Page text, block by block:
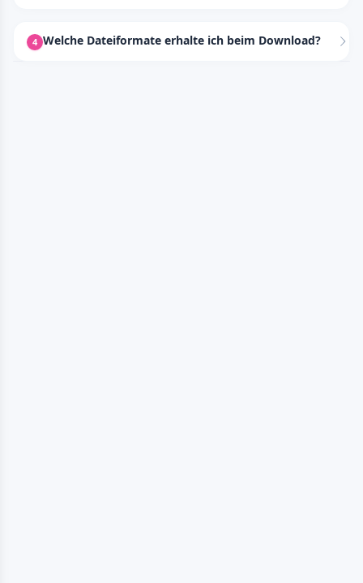
4 Welche Dateiformate erhalte ich beim Download?